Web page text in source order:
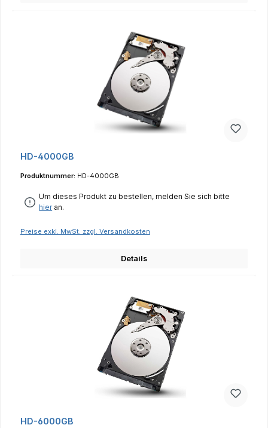
HD-4000GB
Produktnummer: HD-4000GB
Um dieses Produkt zu bestellen, melden Sie sich bitte
hieran.
Preise exkl. MwSt. zzgl. Versandkosten
Details
HD-6000GB